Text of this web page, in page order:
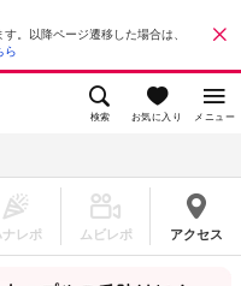
。以降ページ遷移した場合は、
ら
検索 お気に入り メニュー
ナレポ ムビレポ アクセス